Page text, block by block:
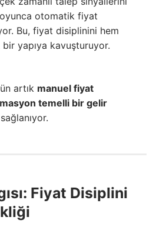
otomatik fiyat
Bu, fiyat disiplinini hem
yapıya kavuşturuyor.
artık manuel fiyat
temelli bir gelir
sağlanıyor.
Fiyat Disiplini